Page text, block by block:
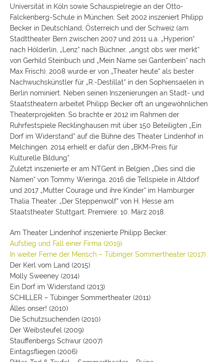
Universität in Köln sowie Schauspielregie an der Otto-
Falckenberg-Schule in München. Seit 2002 inszeniert Philipp
Becker in Deutschland, Österreich und der Schweiz (am
Stadttheater Bern zwischen 2007 und 2011 u.a. „Hyperion“
nach Hölderlin, „Lenz“ nach Büchner, „angst obs wer merkt“
von Gerhild Steinbuch und „Mein Name sei Gantenbein“ nach
Max Frisch). 2008 wurde er von „Theater heute“ als bester
Nachwuchskünstler für „R.-Destillat“ in den Sophiensaelen in
Berlin nominiert. Neben seinen Inszenierungen an Stadt- und
Staatstheatern arbeitet Philipp Becker oft an ungewöhnlichen
Theaterprojekten. So brachte er 2012 im Rahmen der
Ruhrfestspiele Recklinghausen mit über 150 Beteiligten „Ein
Dorf im Widerstand“ auf die Bühne des Theater Lindenhof in
Melchingen. 2014 erhielt er dafür den „BKM-Preis für
Kulturelle Bildung“.
Zuletzt inszenierte er am NTGent in Belgien „Dies sind die
Namen“ von Tommy Wieringa, 2016 die Tellspiele in Altdorf
und 2017 „Mutter Courage und ihre Kinder“ im Hamburger
Thalia Theater. „Der Steppenwolf“ von H. Hesse am
Staatstheater Stuttgart; Premiere: 10. März 2018.
Am Theater Lindenhof inszenierte Philipp Becker:
Aufstieg und Fall einer Firma (2019)
In weiter Ferne der Mensch – Tübinger Sommertheater (2017)
Der Kerl vom Land (2015)
Molly Sweeney (2014)
Ein Dorf im Widerstand (2013)
SCHILLER – Tübinger Sommertheater (2011)
Älles onser! (2010)
Die Schutzsuchenden (2010)
Der Weibsteufel (2009)
Stauffenbergs Schwur (2007)
Eintagsfliegen (2006)